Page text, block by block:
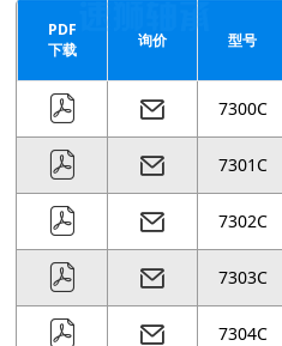
PDF
下载
询价 型号
7300C
7301C
7302C
7303C
7304C